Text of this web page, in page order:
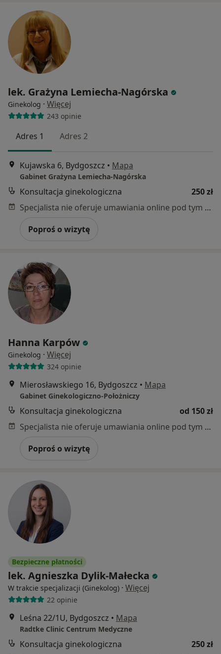
lek. Grażyna Lemiecha-Nagórska
Ginekolog · Więcej
243 opinie
Adres 1 Adres 2
Kujawska 6, Bydgoszcz • Mapa
Gabinet Grażyna Lemiecha-Nagórska
Konsultacja ginekologiczna
250 zł
Specjalista nie oferuje umawiania online pod tym adresem.
Poproś o wizytę
Hanna Karpów
Ginekolog · Więcej
324 opinie
Mierosławskiego 16, Bydgoszcz • Mapa
Gabinet Ginekologiczno-Położniczy
Konsultacja ginekologiczna
od 150 zł
Specjalista nie oferuje umawiania online pod tym adresem.
Poproś o wizytę
Bezpieczne płatności
lek. Agnieszka Dylik-Małecka
W trakcie specjalizacji (Ginekolog) · Więcej
22 opinie
Leśna 22/1U, Bydgoszcz • Mapa
Radtke Clinic Centrum Medyczne
Konsultacja ginekologiczna
250 zł